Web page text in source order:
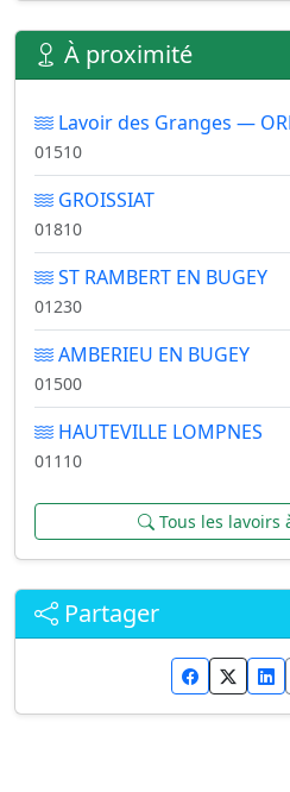
À proximité
Lavoir des Granges —
01510
GROISSIAT
01810
ST RAMBERT EN BUGEY
01230
AMBERIEU EN BUGEY
01500
HAUTEVILLE LOMPNES
01110
Tous les lavoirs
Partager